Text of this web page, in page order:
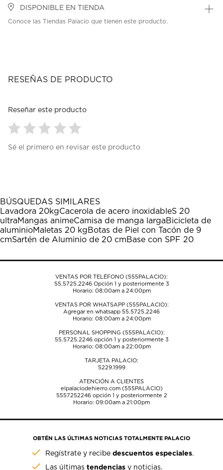
DISPONIBLE EN TIENDA
Conoce las Tiendas Palacio que tienen este producto.
RESEÑAS DE PRODUCTO
Reseñar este producto
para
1
estrella
Esta
acción
abrirá
el
de
para
estrellas.
Esta
acción
abrirá
el
de
para
estrellas.
Esta
acción
abrirá
el
de
para
estrellas.
Esta
acción
abrirá
el
de
para
estrellas.
Esta
acción
abrirá
el
de
Sé el primero en revisar este producto
BÚSQUEDAS SIMILARES
Lavadora 20kgCacerola de acero inoxidableS 20
ultraMangas animeCamisa de manga largaBicicleta de
aluminioMaletas 20 kgBotas de Piel con Tacón de 9
cmSartén de Aluminio de 20 cmBase con SPF 20
VENTAS POR TELÉFONO (555PALACIO):
55.5725.2246Opción 1 y posteriormente 3
Horario: 08:00am a 24:00pm
VENTAS POR WHATSAPP (555PALACIO):
Agregar en whatsapp 55.5725.2246
Horario: 08:00am a 24:00pm
PERSONAL SHOPPING (555PALACIO):
55.5725.2246opción 1 y posteriormente 3
Horario: 08:00am a 22:00pm
TARJETA PALACIO:
5229.1999
ATENCIÓN A CLIENTES
elpalaciodehierro.com (555PALACIO)
5557252246opción 1 y posteriormente 2
Horario: 09:00am a 21:00pm
OBTÉN LAS ÚLTIMAS NOTICIAS TOTALMENTE PALACIO
Regístrate y recibedescuentos especiales.
Las últimastendencias y noticias.